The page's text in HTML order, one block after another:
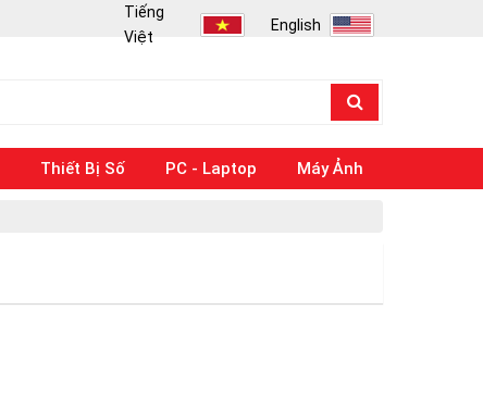
Tiếng
Việt
English
Thiết Bị Số PC - Laptop Máy Ảnh